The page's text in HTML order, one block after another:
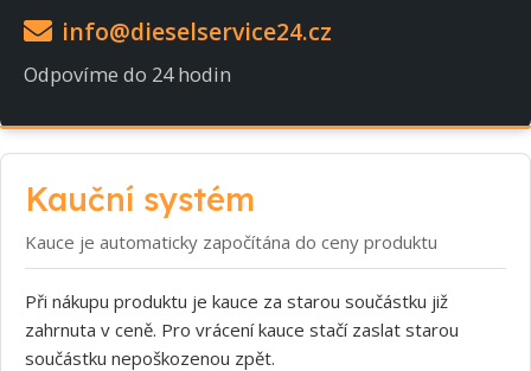
info@dieselservice24.cz
Odpovíme do 24 hodin
Kauční systém
Kauce je automaticky započítána do ceny produktu
Při nákupu produktu je kauce za starou součástku již
zahrnuta v ceně. Pro vrácení kauce stačí zaslat starou
součástku nepoškozenou zpět.